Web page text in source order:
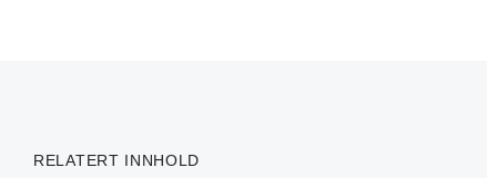
RELATERT INNHOLD